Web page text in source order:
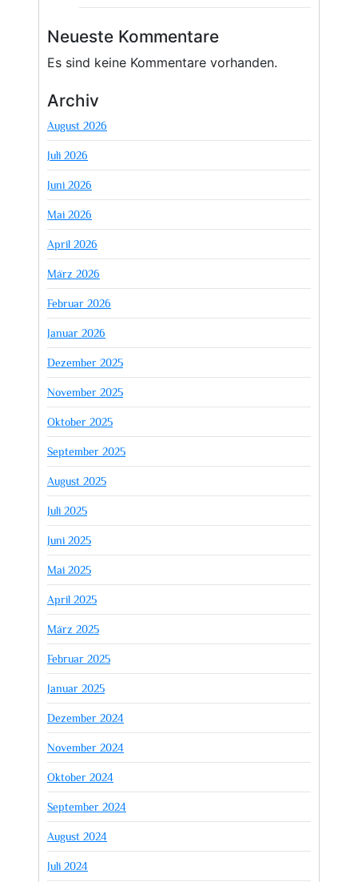
Neueste Kommentare
Es sind keine Kommentare vorhanden.
Archiv
August 2026
Juli 2026
Juni 2026
Mai 2026
April 2026
März 2026
Februar 2026
Januar 2026
Dezember 2025
November 2025
Oktober 2025
September 2025
August 2025
Juli 2025
Juni 2025
Mai 2025
April 2025
März 2025
Februar 2025
Januar 2025
Dezember 2024
November 2024
Oktober 2024
September 2024
August 2024
Juli 2024